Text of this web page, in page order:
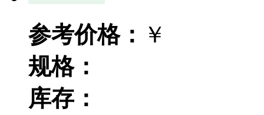
参考价格： ￥
规格：
库存：